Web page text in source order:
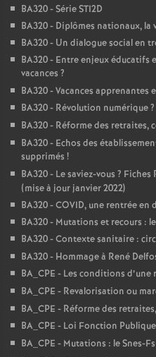
BA320 - Série STI2D
BA320 - Diplômes nationaux, la
BA320 - Un dialogue social en
BA320 - Entre enjeux éducatifs
vacances ?
BA320 - Vacances
BA320 - Révolution numérique
BA320 - Réforme des retraites,
BA320 - Echos des
supprimés !
BA320 - Le saviez-vous ? Fiches
(mise à jour janvier 2022)
BA320 - COVID, une rentrée en
BA320 - Mutations et recours :
BA320 - Contexte sanitaire :
BA320 - Hommage à René
BA_CPE - Les conditions d’une
BA_CPE - Revalorisation ou
BA_CPE - Réforme des
BA_CPE - Loi Fonction Publique
BA_CPE - Mutations : le Snes-